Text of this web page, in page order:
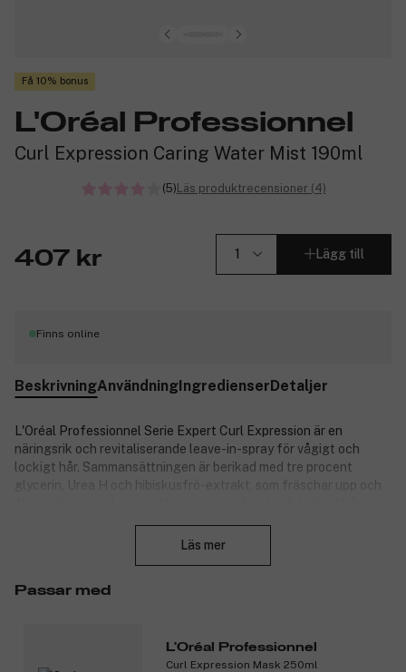
Få 10% bonus
L'Oréal Professionnel
Curl Expression Caring Water Mist 190ml
(5)Läs produktrecensioner (4)
407 kr Lägg till
Finns online
BeskrivningAnvändningIngredienserDetaljer
L'Oréal Professionnel Serie Expert Curl Expression är en
näringsrik och revitaliserande leave-in-spray för vågigt och
lockigt hår. Sammansättningen är berikad med tre procent
glycerin, Urea H och hibiskusfrö-extrakt, som fräschar upp och
* Enligt instrumentella tester.
Läs mer
Passar med
L'Oréal Professionnel
Curl Expression Mask 250ml